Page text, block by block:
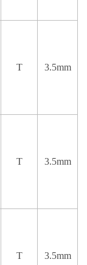
T 3.5mm
T 3.5mm
T 3.5mm